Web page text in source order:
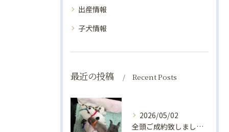
出産情報
子犬情報
最近の投稿 Recent Posts
2026/05/02
全頭ご成約致しました！！フレンチブルドッグ出産情報🍼（2026年4月～5月）